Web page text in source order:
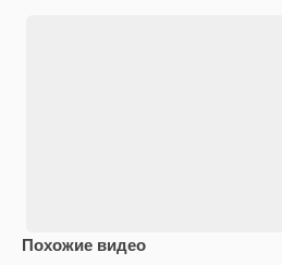
Похожие видео